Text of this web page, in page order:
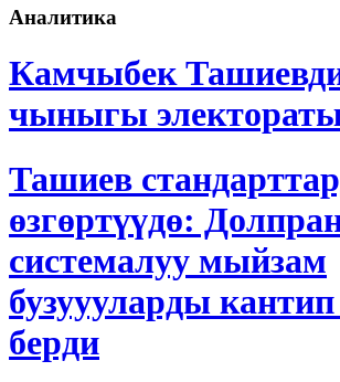
Аналитика
Камчыбек
чыныгы
Ташиев
өзгөртүүдө:
системалуу мыйзам
бузуууларды
берди